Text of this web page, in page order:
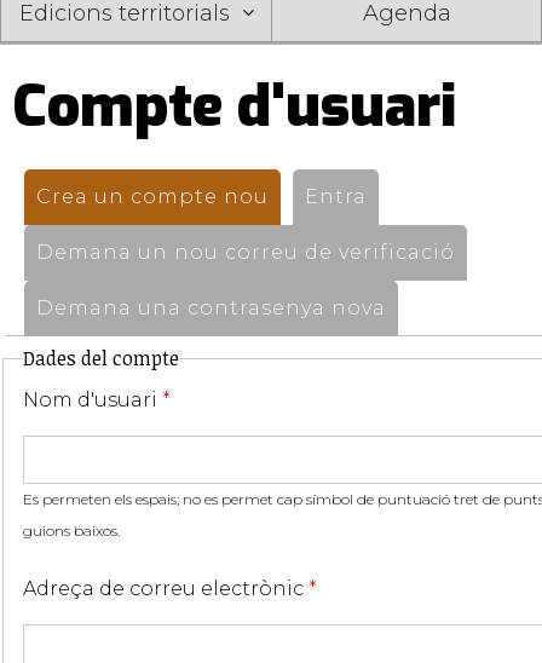
Edicions territorials Agenda
Compte d'usuari
Pestanyes
primàries
Crea un compte nou (pestanya activa)
Entra
Demana un nou correu de verificació
Demana una contrasenya nova
Dades del compte
Nom d'usuari *
Es permeten els espais; no es permet cap símbol de puntuació tret de
guions baixos.
Adreça de correu electrònic *